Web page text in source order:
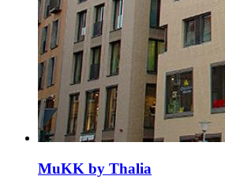
MuKK by Thalia